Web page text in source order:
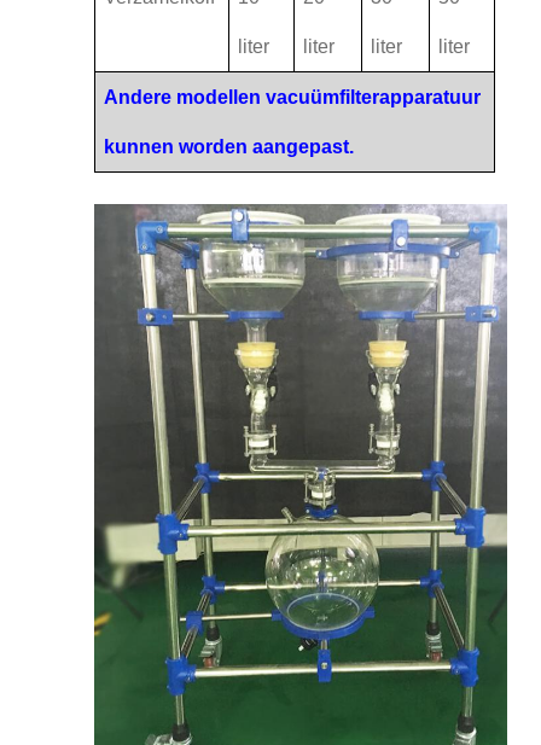
liter liter liter liter
Andere modellen vacuümfilterapparatuur
kunnen worden aangepast.